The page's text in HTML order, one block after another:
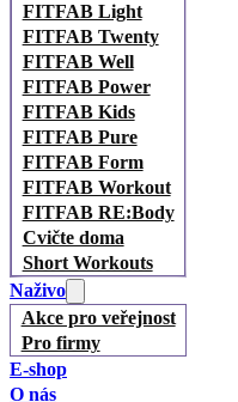
FITFAB Light
FITFAB Twenty
FITFAB Well
FITFAB Power
FITFAB Kids
FITFAB Pure
FITFAB Form
FITFAB Workout
FITFAB RE:Body
Cvičte doma
Short Workouts
Naživo
Akce pro veřejnost
Pro firmy
E-shop
O nás